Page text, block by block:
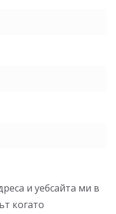
и уебсайта ми в
когато